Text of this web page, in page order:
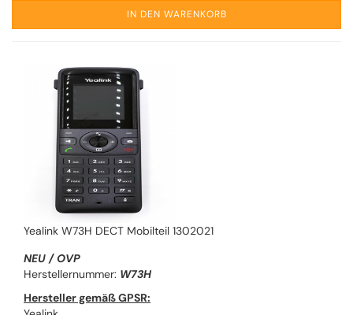
IN DEN WARENKORB
Yealink W73H DECT Mobilteil 1302021
NEU / OVP
Herstellernummer: W73H
Hersteller gemäß GPSR: